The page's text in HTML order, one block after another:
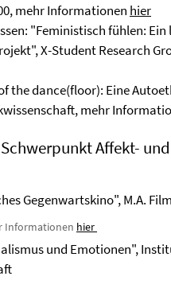
mehr Informationen hier
"Feministisch fühlen:
X-Student Research
the dance(floor): Eine
mehr
Affekt-
Gegenwartskino", M.A.
Informationen hier
und Emotionen",